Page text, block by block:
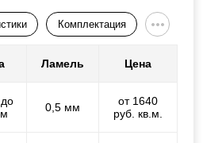
Комплектация
Ламель Цена
0,5 мм
от 1640
руб. кв.м.